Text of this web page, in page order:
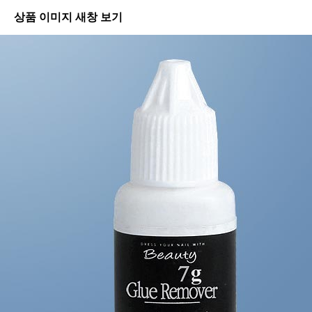
상품 이미지 새창 보기